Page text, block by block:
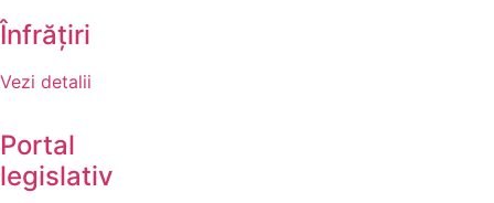
Înfrățiri
Vezi detalii
Portal
legislativ